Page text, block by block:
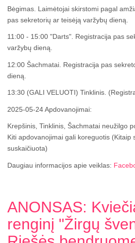
Bėgimas. Laimėtojai skirstomi pagal
pas sekretorių ar teisėją varžybų dieną.
11:00 - 15:00 "Darts". Registracija pas
varžybų dieną.
12:00 Šachmatai. Registracija pas
dieną.
13:30 (GALI VELUOTI) Tinklinis.
2025-05-24 Apdovanojimai:
Krepšinis, Tinklinis, Šachmatai neužilgo
Kiti apdovanojimai gali koreguotis (Kitaip
suskaičiuota)
Daugiau informacijos apie veiklas:
ANONSAS:
renginį "Žirgų